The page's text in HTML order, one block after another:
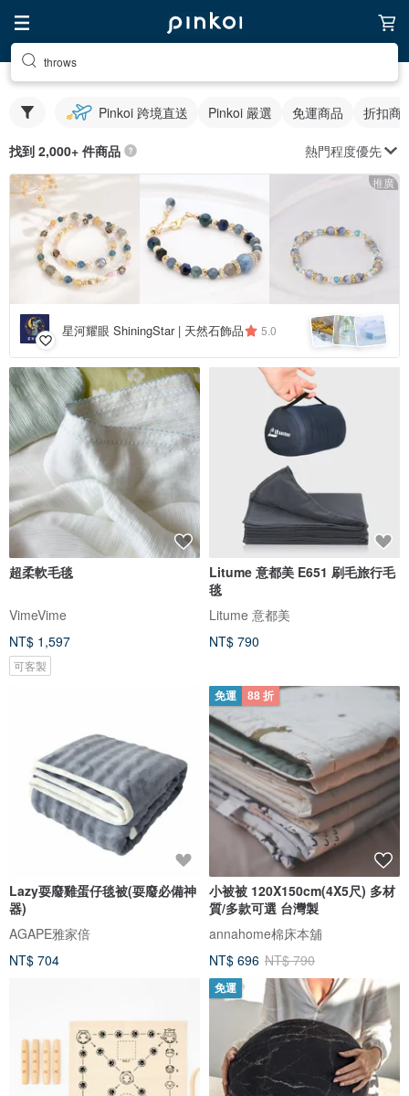
throws
Pinkoi 跨境直送 Pinkoi 嚴選 免運商品 折扣商
找到 2,000+ 件商品 熱門程度優先
推廣
星河耀眼 ShiningStar | 天然石飾品 5.0
超柔軟毛毯
VimeVime
NT$ 1,597
可客製
Litume 意都美 E651 刷毛旅行毛
毯
Litume 意都美
NT$ 790
Lazy耍廢雞蛋仔毯被(耍廢必備神
器)
AGAPE雅家倍
NT$ 704
免運 88 折
小被被 120X150cm(4X5尺) 多材
質/多款可選 台灣製
annahome棉床本舖
NT$ 696 NT$ 790
免運